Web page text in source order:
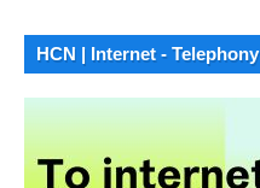
HCN | Internet - Telephony